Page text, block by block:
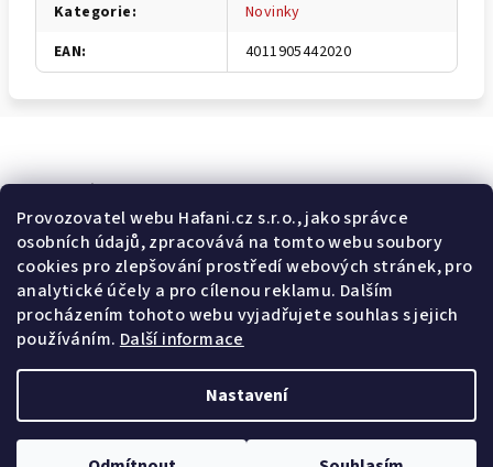
Provozovatel webu Hafani.cz s.r.o., jako správce
osobních údajů, zpracovává na tomto webu soubory
cookies pro zlepšování prostředí webových stránek, pro
analytické účely a pro cílenou reklamu. Dalším
procházením tohoto webu vyjadřujete souhlas s jejich
používáním. Další informace
Nastavení
Kategorie:
Novinky
EAN: 4011905442020
Odebírat newsletter
E-mail
Potvrzuji souhlas svšeobecnými obchodními podmínkami a
spodmínkami zpracovávání a ochrany osobních údajů .
Přihlásit se
nastavení cookies